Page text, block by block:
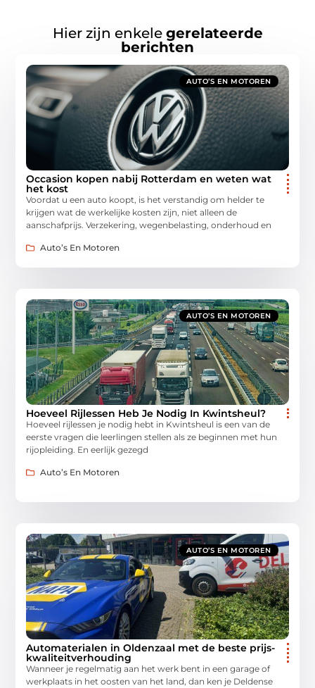
Hier zijn enkele gerelateerde
berichten
AUTO’S EN MOTOREN
Occasion kopen nabij Rotterdam en weten wat
het kost
Voordat u een auto koopt, is het verstandig om helder te
krijgen wat de werkelijke kosten zijn, niet alleen de
aanschafprijs. Verzekering, wegenbelasting, onderhoud en
Auto’s En Motoren
AUTO’S EN MOTOREN
Hoeveel Rijlessen Heb Je Nodig In Kwintsheul?
Hoeveel rijlessen je nodig hebt in Kwintsheul is een van de
eerste vragen die leerlingen stellen als ze beginnen met hun
rijopleiding. En eerlijk gezegd
Auto’s En Motoren
AUTO’S EN MOTOREN
Automaterialen in Oldenzaal met de beste prijs-
kwaliteitverhouding
Wanneer je regelmatig aan het werk bent in een garage of
werkplaats in het oosten van het land, dan ken je Deldense